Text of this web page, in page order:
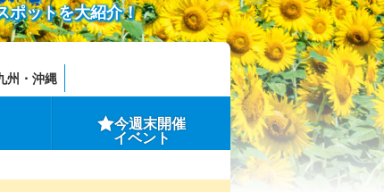
ポットを大紹介！
州・沖縄
今週末開催
イベント